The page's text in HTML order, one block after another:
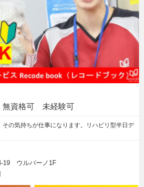
資格可 未経験可
その気持ちが仕事になります。リハビリ型半日デ
19 ウルバーノ1F